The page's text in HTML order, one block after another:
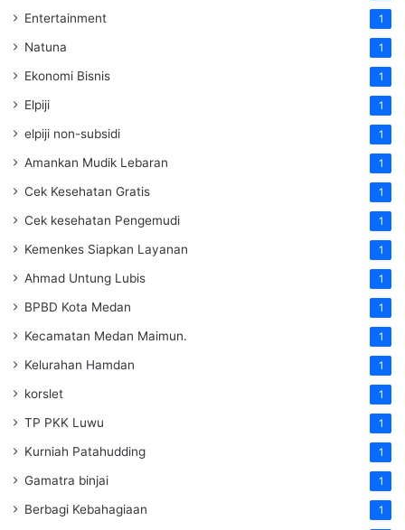
Entertainment 1
Natuna 1
Ekonomi Bisnis 1
Elpiji 1
elpiji non-subsidi 1
Amankan Mudik Lebaran 1
Cek Kesehatan Gratis 1
Cek kesehatan Pengemudi 1
Kemenkes Siapkan Layanan 1
Ahmad Untung Lubis 1
BPBD Kota Medan 1
Kecamatan Medan Maimun. 1
Kelurahan Hamdan 1
korslet 1
TP PKK Luwu 1
Kurniah Patahudding 1
Gamatra binjai 1
Berbagi Kebahagiaan 1